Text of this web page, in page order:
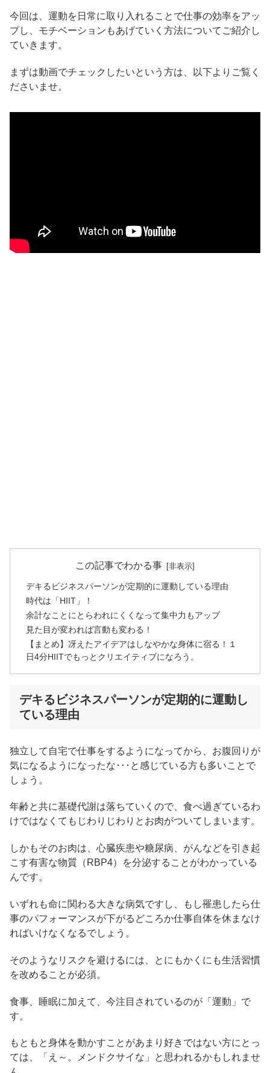
今回は、運動を日常に取り入れることで仕事の効率をアッ
プし、モチベーションもあげていく方法についてご紹介し
ていきます。
まずは動画でチェックしたいという方は、以下よりご覧く
ださいませ。
この記事でわかる事
デキるビジネスパーソンが定期的に運動している理由
時代は「HIIT」！
余計なことにとらわれにくくなって集中力もアップ
見た目が変われば言動も変わる！
【まとめ】冴えたアイデアはしなやかな身体に宿る！１
日4分HIITでもっとクリエイティブになろう。
デキるビジネスパーソンが定期的に運動し
ている理由
独立して自宅で仕事をするようになってから、お腹回りが
気になるようになったな･･･と感じている方も多いことで
しょう。
年齢と共に基礎代謝は落ちていくので、食べ過ぎているわ
けではなくてもじわりじわりとお肉がついてしまいます。
しかもそのお肉は、心臓疾患や糖尿病、がんなどを引き起
こす有害な物質（RBP4）を分泌することがわかっている
んです。
いずれも命に関わる大きな病気ですし、もし罹患したら仕
事のパフォーマンスが下がるどころか仕事自体を休まなけ
ればいけなくなるでしょう。
そのようなリスクを避けるには、とにもかくにも生活習慣
を改めることが必須。
食事、睡眠に加えて、今注目されているのが「運動」で
す。
もともと身体を動かすことがあまり好きではない方にとっ
ては、「え～。メンドクサイな」と思われるかもしれませ